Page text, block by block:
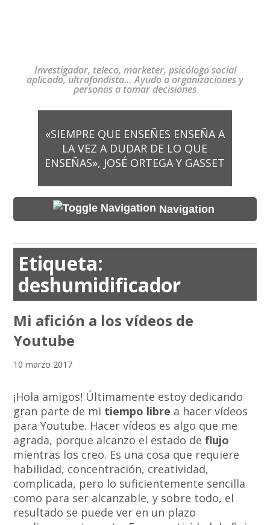
Investigador, teleco, marketer, psicólogo social
aplicado, ultrafondista… Ayudo a organizaciones y
personas a tomar decisiones
«SIEMPRE QUE ENSEÑES ENSEÑA A
LA VEZ A DUDAR DE LO QUE
ENSEÑAS», JOSÉ ORTEGA Y GASSET
Navigation
Etiqueta:
deshumidificador
Mi afición a los vídeos de
Youtube
10 marzo 2017
¡Hola amigos! Últimamente estoy dedicando
gran parte de mi tiempo libre a hacer vídeos
para Youtube. Hacer vídeos es algo que me
agrada, porque alcanzo el estado deflujo
mientras los creo. Es una cosa que requiere
habilidad, concentración, creatividad,
complicada, pero lo suficientemente sencilla
como para ser alcanzable, y sobre todo, el
resultado se puede ver en un plazo